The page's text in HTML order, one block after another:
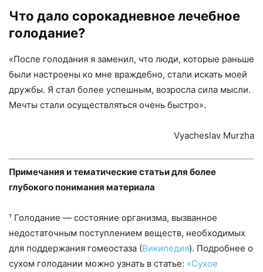
Что дало сорокадневное лечебное
голодание?
«После голодания я заменил, что люди, которые раньше
были настроены ко мне враждебно, стали искать моей
дружбы. Я стал более успешным, возросла сила мысли.
Мечты стали осуществляться очень быстро».
Vyacheslav Murzha
Примечания и тематические статьи для более
глубокого понимания материала
¹ Голодание — состояние организма, вызванное
недостаточным поступлением веществ, необходимых
для поддержания гомеостаза (Википедия). Подробнее о
сухом голодании можно узнать в статье: «Сухое